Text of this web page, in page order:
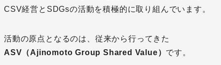
CSV経営とSDGsの活動を積極的に取り組んでいます。
活動の原点となるのは、従来から行ってきた
ASV（Ajinomoto Group Shared Value） です。